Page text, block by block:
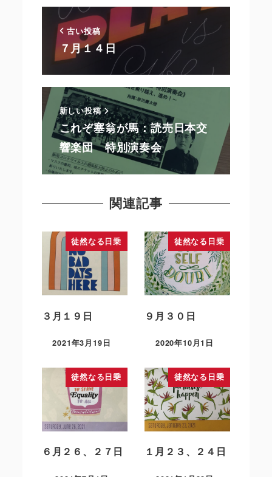
古い投稿
７月１４日
新しい投稿
これぞ塞翁が馬：読売日本交
響楽団 特別演奏会
関連記事
徒然なる日乗
３月１９日
2021年3月19日
徒然なる日乗
９月３０日
2020年10月1日
徒然なる日乗
６月２６、２７日
徒然なる日乗
１月２３、２４日